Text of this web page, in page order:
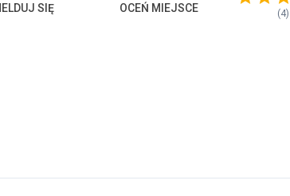
SIĘ OCEŃ MIEJSCE (4)